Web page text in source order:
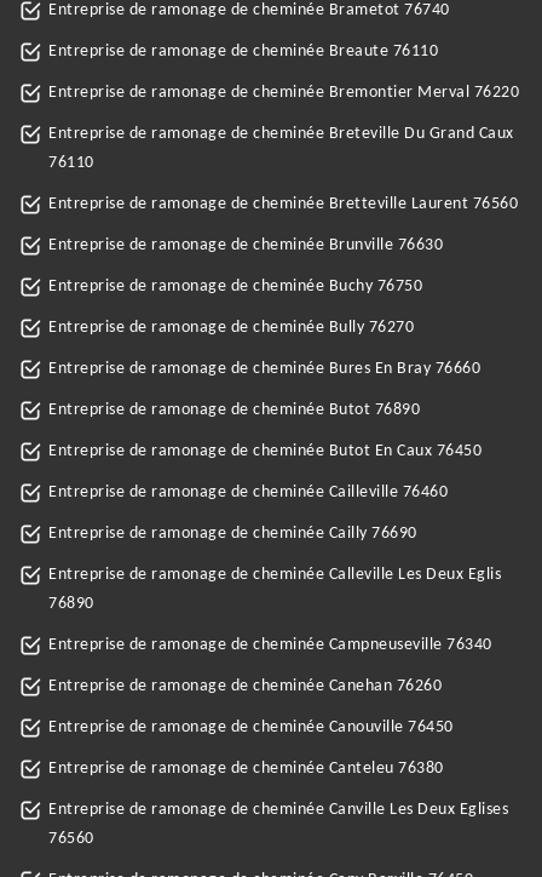
Entreprise de ramonage de cheminée Brametot 76740
Entreprise de ramonage de cheminée Breaute 76110
Entreprise de ramonage de cheminée Bremontier Merval 76220
Entreprise de ramonage de cheminée Breteville Du Grand Caux
76110
Entreprise de ramonage de cheminée Bretteville Laurent 76560
Entreprise de ramonage de cheminée Brunville 76630
Entreprise de ramonage de cheminée Buchy 76750
Entreprise de ramonage de cheminée Bully 76270
Entreprise de ramonage de cheminée Bures En Bray 76660
Entreprise de ramonage de cheminée Butot 76890
Entreprise de ramonage de cheminée Butot En Caux 76450
Entreprise de ramonage de cheminée Cailleville 76460
Entreprise de ramonage de cheminée Cailly 76690
Entreprise de ramonage de cheminée Calleville Les Deux Eglis
76890
Entreprise de ramonage de cheminée Campneuseville 76340
Entreprise de ramonage de cheminée Canehan 76260
Entreprise de ramonage de cheminée Canouville 76450
Entreprise de ramonage de cheminée Canteleu 76380
Entreprise de ramonage de cheminée Canville Les Deux Eglises
76560